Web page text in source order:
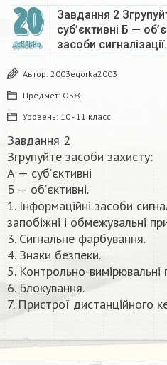
20
ДЕКАБРЬ
Завдання 2
суб’єктивні Б —
засоби
Автор: 2003egorka2003
Предмет: ОБЖ
Уровень: 10 - 11 класс
Завдання 2
Згрупуйте засоби захисту:
А — суб’єктивні
Б — об’єктивні.
1. Інформаційні засоби
запобіжні і обмежувальні
3. Сигнальне фарбування.
4. Знаки безпеки.
5. Контрольно-вимірювальні
6. Блокування.
7. Пристрої дистанційного